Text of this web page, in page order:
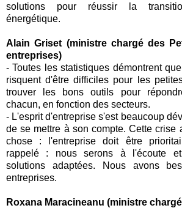
solutions pour réussir la
énergétique.
Alain Griset (ministre chargé des
entreprises)
-Toutes les statistiques démontrent
risquent d'être difficiles pour les
trouver les bons outils pour
chacun, en fonction des secteurs.
- L'esprit d'entreprise s'est beaucoup
de se mettre à son compte. Cette crise
chose : l'entreprise doit être
rappelé : nous serons à l'écoute
solutions adaptées. Nous avons
entreprises.
Roxana Maracineanu (ministre